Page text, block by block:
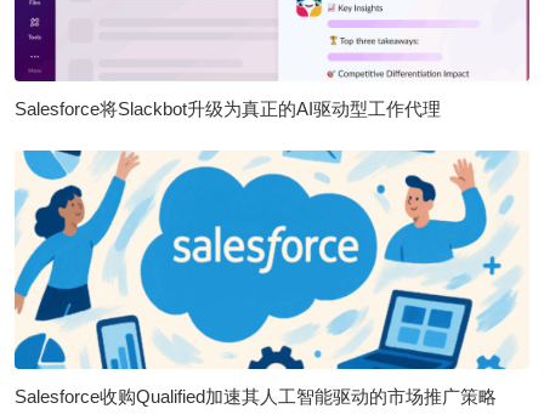
Salesforce将Slackbot升级为真正的AI驱动型工作代理
Salesforce收购Qualified加速其人工智能驱动的市场推广策略